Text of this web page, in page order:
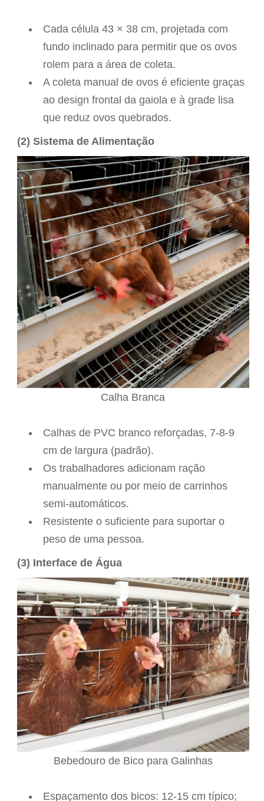
Cada célula 43 × 38 cm, projetada com
fundo inclinado para permitir que os ovos
rolem para a área de coleta.
A coleta manual de ovos é eficiente graças
ao design frontal da gaiola e à grade lisa
que reduz ovos quebrados.
(2) Sistema de Alimentação
Calha Branca
Calhas de PVC branco reforçadas, 7-8-9
cm de largura (padrão).
Os trabalhadores adicionam ração
manualmente ou por meio de carrinhos
semi-automáticos.
Resistente o suficiente para suportar o
peso de uma pessoa.
(3) Interface de Água
Bebedouro de Bico para Galinhas
Espaçamento dos bicos: 12-15 cm típico;